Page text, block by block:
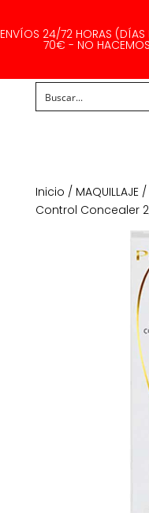
ENVÍOS 24/72 HORAS (DÍAS
70€ - NO HACEMOS
Inicio / MAQUILLAJE/
Control Concealer